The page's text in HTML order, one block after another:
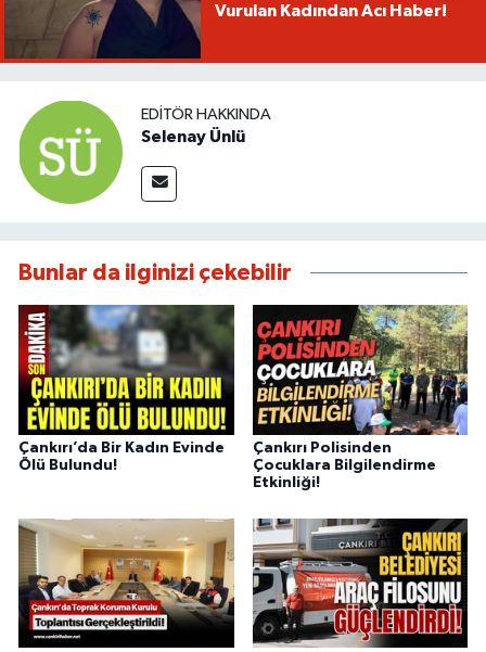
Vurulan Kadından Acı Haber!
EDITÖR HAKKINDA
Selenay Ünlü
Bunlar da ilginizi çekebilir
Çankırı’da Bir Kadın Evinde
Ölü Bulundu!
Çankırı Polisinden
Çocuklara Bilgilendirme
Etkinliği!